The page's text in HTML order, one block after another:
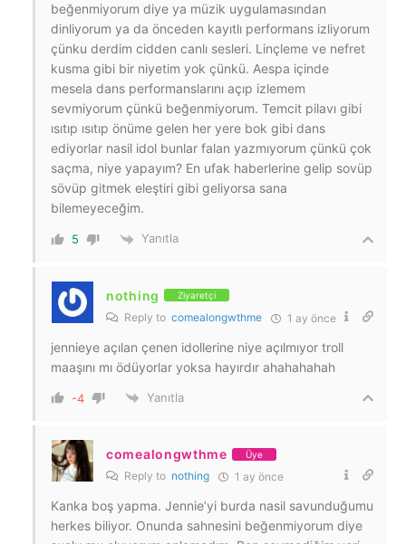
beğenmiyorum diye ya müzik uygulamasından
dinliyorum ya da önceden kayıtlı performans izliyorum
çünku derdim cidden canlı sesleri. Linçleme ve nefret
kusma gibi bir niyetim yok çünkü. Aespa içinde
mesela dans performanslarını açıp izlemem
sevmiyorum çünkü beğenmiyorum. Temcit pilavı gibi
ısıtıp ısıtıp önüme gelen her yere bok gibi dans
ediyorlar nasil idol bunlar falan yazmıyorum çünkü çok
saçma, niye yapayım? En ufak haberlerine gelip sovüp
sövüp gitmek eleştiri gibi geliyorsa sana
bilemeyeceğim.
5 Yanıtla
nothing Ziyaretçi
Reply to comealongwthme 1 ay önce
jennieye açılan çenen idollerine niye açılmıyor troll
maaşını mı ödüyorlar yoksa hayırdır ahahahahah
-4 Yanıtla
comealongwthme Üye
Reply to nothing 1 ay önce
Kanka boş yapma. Jennie’yi burda nasil savunduğumu
herkes biliyor. Onunda sahnesini beğenmiyorum diye